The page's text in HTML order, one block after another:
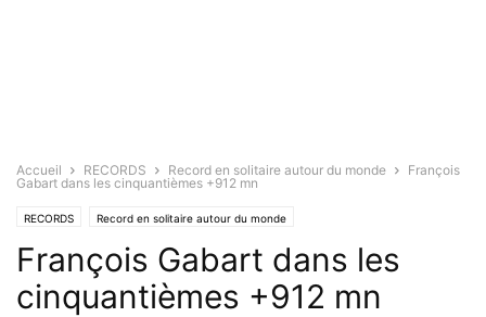
Accueil RECORDS Record en solitaire autour du monde
François
Gabart dans les cinquantièmes +912 mn
RECORDS Record en solitaire autour du monde
François Gabart dans les
cinquantièmes +912 mn